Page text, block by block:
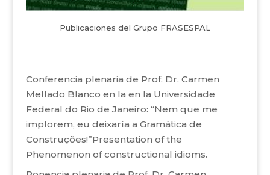
Publicaciones del Grupo FRASESPAL
Conferencia plenaria de Prof. Dr. Carmen
Mellado Blanco en la en la Universidade
Federal do Rio de Janeiro: “Nem que me
implorem, eu deixaría a Gramática de
Construções!”Presentation of the
Phenomenon of constructional idioms.